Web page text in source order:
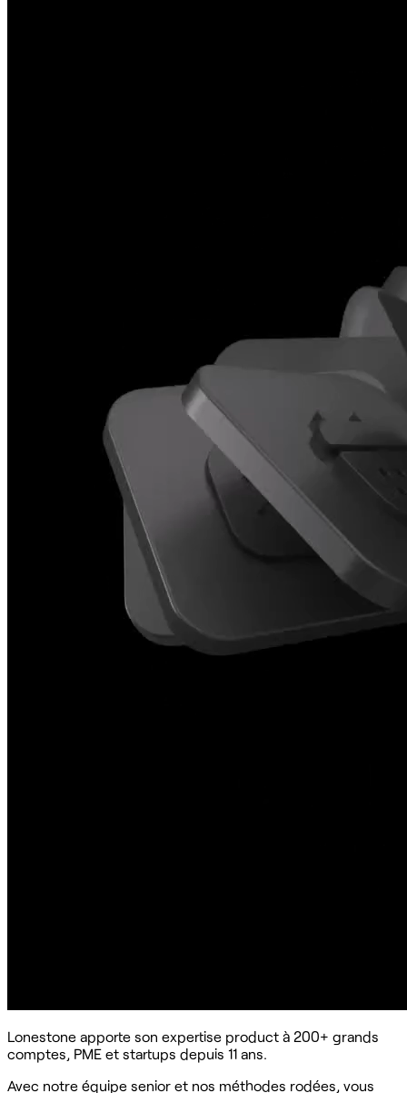
Lonestone apporte son expertise product à 200+ grands
comptes, PME et startups depuis 11 ans.
Avec notre équipe senior et nos méthodes rodées, vous